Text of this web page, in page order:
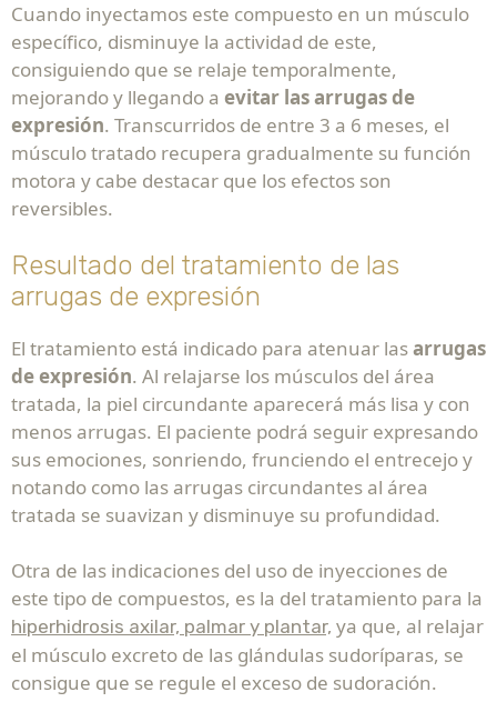
Cuando inyectamos este compuesto en un músculo
específico, disminuye la actividad de este,
consiguiendo que se relaje temporalmente,
mejorando y llegando a evitar las arrugas de
expresión. Transcurridos de entre 3 a 6 meses, el
músculo tratado recupera gradualmente su función
motora y cabe destacar que los efectos son
reversibles.
Resultado del tratamiento de las
arrugas de expresión
El tratamiento está indicado para atenuar lasarrugas
de expresión. Al relajarse los músculos del área
tratada, la piel circundante aparecerá más lisa y con
menos arrugas. El paciente podrá seguir expresando
sus emociones, sonriendo, frunciendo el entrecejo y
notando como las arrugas circundantes al área
tratada se suavizan y disminuye su profundidad.
Otra de las indicaciones del uso de inyecciones de
este tipo de compuestos, es la del tratamiento para la
hiperhidrosis axilar, palmar y plantar, ya que, al relajar
el músculo excreto de las glándulas sudoríparas, se
consigue que se regule el exceso de sudoración.